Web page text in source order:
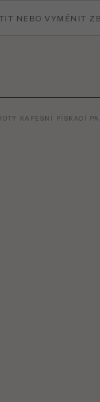
NEBO VYMĚNIT
KAPESNÍ PÍSKACÍ